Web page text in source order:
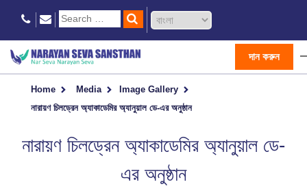
দান করুন
Home Media
Image Gallery
নারায়ণ চিলড্রেন অ্যাকাডেমির অ্যানুয়াল ডে-এর অনুষ্ঠান
নারায়ণ চিলড্রেন অ্যাকাডেমির অ্যানুয়াল ডে-
এর অনুষ্ঠান